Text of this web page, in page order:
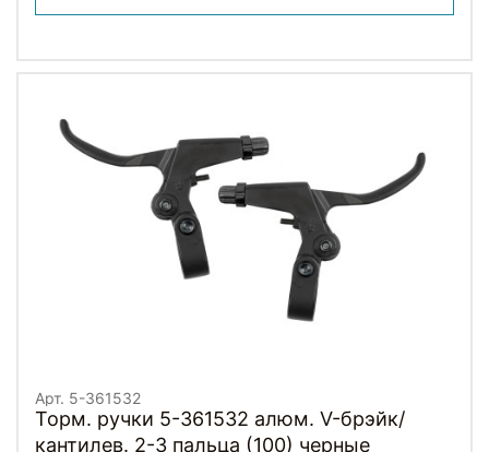
Арт. 5-361532
Торм. ручки 5-361532 алюм. V-брэйк/
кантилев. 2-3 пальца (100) черные